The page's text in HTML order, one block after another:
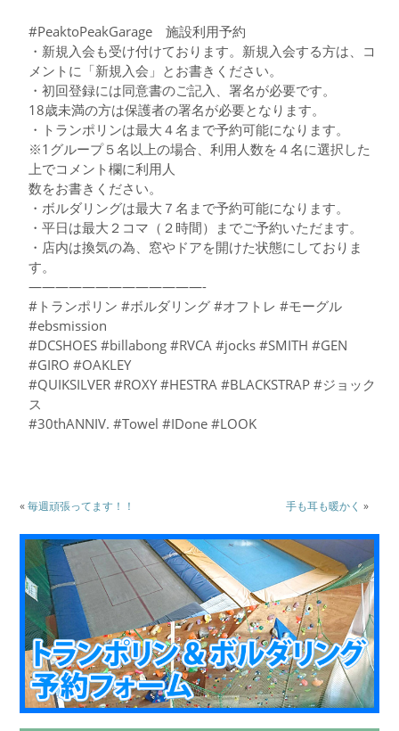
#PeaktoPeakGarage 施設利用予約
・新規入会も受け付けております。新規入会する方は、コ
メントに「新規入会」とお書きください。
・初回登録には同意書のご記入、署名が必要です。
18歳未満の方は保護者の署名が必要となります。
・トランポリンは最大４名まで予約可能になります。
※1グループ５名以上の場合、利用人数を４名に選択した
上でコメント欄に利用人
数をお書きください。
・ボルダリングは最大７名まで予約可能になります。
・平日は最大２コマ（２時間）までご予約いただます。
・店内は換気の為、窓やドアを開けた状態にしておりま
す。
—————————————-
#トランポリン #ボルダリング #オフトレ #モーグル
#ebsmission
#DCSHOES #billabong #RVCA #jocks #SMITH #GEN
#GIRO #OAKLEY
#QUIKSILVER #ROXY #HESTRA #BLACKSTRAP #ジョック
ス
#30thANNIV. #Towel #IDone #LOOK
«毎週頑張ってます！！ 手も耳も暖かく »